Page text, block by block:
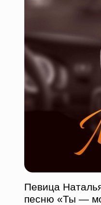
Певица
песню «Ты —